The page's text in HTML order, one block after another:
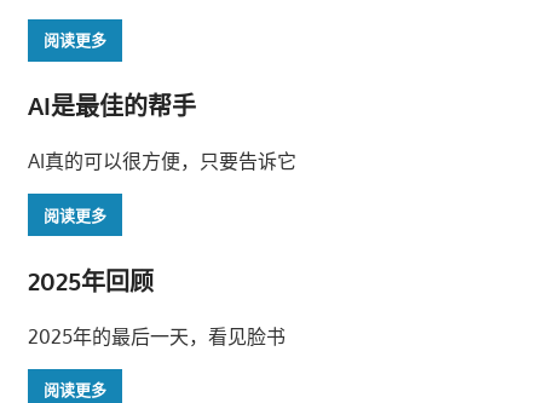
阅读更多
AI是最佳的帮手
AI真的可以很方便，只要告诉它
阅读更多
2025年回顾
2025年的最后一天，看见脸书
阅读更多